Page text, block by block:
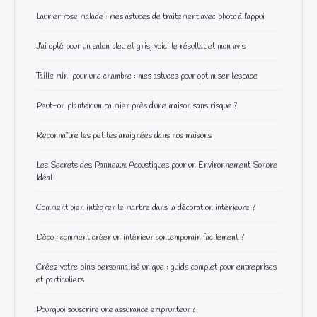
Laurier rose malade : mes astuces de traitement avec photo à l’appui
J’ai opté pour un salon bleu et gris, voici le résultat et mon avis
Taille mini pour une chambre : mes astuces pour optimiser l’espace
Peut-on planter un palmier près d’une maison sans risque ?
Reconnaître les petites araignées dans nos maisons
Les Secrets des Panneaux Acoustiques pour un Environnement Sonore
Idéal
Comment bien intégrer le marbre dans la décoration intérieure ?
Déco : comment créer un intérieur contemporain facilement ?
Créez votre pin’s personnalisé unique : guide complet pour entreprises
et particuliers
Pourquoi souscrire une assurance emprunteur ?